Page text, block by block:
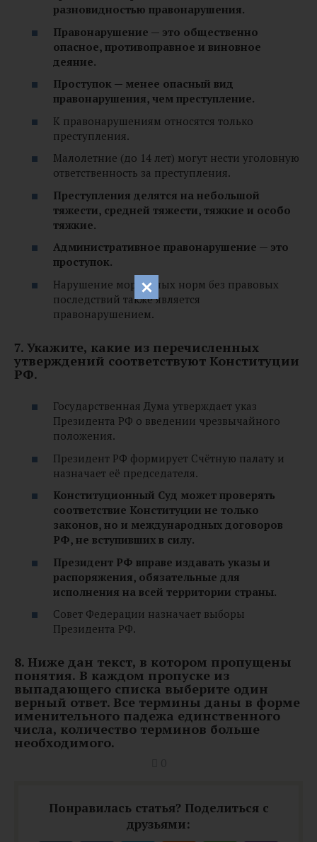
разновидностью правонарушения.
Правонарушение — это общественно
опасное, противоправное и виновное
деяние.
Проступок — менее опасный вид
правонарушения, чем преступление.
К правонарушениям относятся только
преступления.
Малолетние (до 14 лет) могут нести уголовную
ответственность за преступления.
Преступления делятся на небольшой
тяжести, средней тяжести, тяжкие и особо
тяжкие.
Административное правонарушение — это
проступок.
Нарушение моральных норм без правовых
последствий также является
правонарушением.
7. Укажите, какие из перечисленных
утверждений соответствуют Конституции
РФ.
Государственная Дума утверждает указ
Президента РФ о введении чрезвычайного
положения.
Президент РФ формирует Счётную палату и
назначает её председателя.
Конституционный Суд может проверять
соответствие Конституции не только
законов, но и международных договоров
РФ, не вступивших в силу.
Президент РФ вправе издавать указы и
распоряжения, обязательные для
исполнения на всей территории страны.
Совет Федерации назначает выборы
Президента РФ.
8. Ниже дан текст, в котором пропущены
понятия. В каждом пропуске из
выпадающего списка выберите один
верный ответ. Все термины даны в форме
именительного падежа единственного
числа, количество терминов больше
необходимого.
Понравилась статья? Поделиться с
друзьями: